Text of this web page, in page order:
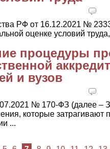
РФ от 16.12.2021 №
оценке условий
процедуры
и вузов
№ 170-ФЗ (далее –
которые затрагивают
...